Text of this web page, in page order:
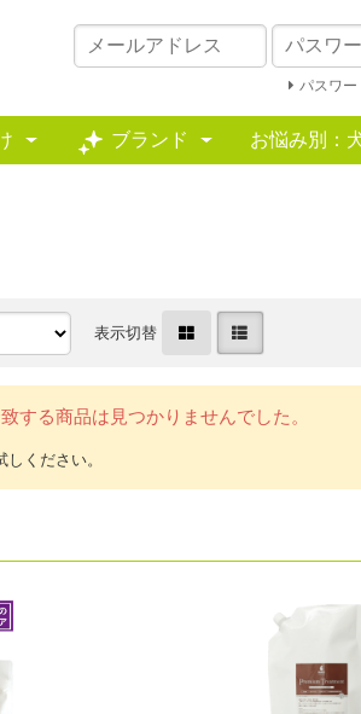
パスワ
ブランド お悩み別：
表示切替
する商品は見つかりませんでした。